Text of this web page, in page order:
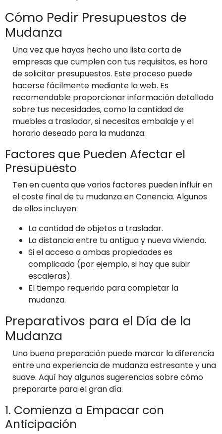
Cómo Pedir Presupuestos de
Mudanza
Una vez que hayas hecho una lista corta de
empresas que cumplen con tus requisitos, es hora
de solicitar presupuestos. Este proceso puede
hacerse fácilmente mediante la web. Es
recomendable proporcionar información detallada
sobre tus necesidades, como la cantidad de
muebles a trasladar, si necesitas embalaje y el
horario deseado para la mudanza.
Factores que Pueden Afectar el
Presupuesto
Ten en cuenta que varios factores pueden influir en
el coste final de tu mudanza en Canencia. Algunos
de ellos incluyen:
La cantidad de objetos a trasladar.
La distancia entre tu antigua y nueva vivienda.
Si el acceso a ambas propiedades es
complicado (por ejemplo, si hay que subir
escaleras).
El tiempo requerido para completar la
mudanza.
Preparativos para el Día de la
Mudanza
Una buena preparación puede marcar la diferencia
entre una experiencia de mudanza estresante y una
suave. Aquí hay algunas sugerencias sobre cómo
prepararte para el gran día.
1. Comienza a Empacar con
Anticipación